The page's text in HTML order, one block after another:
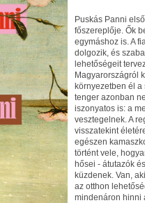
Puskás Panni
főszereplője. Ők
egymáshoz is. A
dolgozik, és
lehetőségeit
Magyarországról
környezetben él
tenger azonban
iszonyatos is: a
vesztegelnek. A
visszatekint
egészen
történt vele,
hősei - átutazók
küzdenek. Van,
az otthon
mindenáron hinni